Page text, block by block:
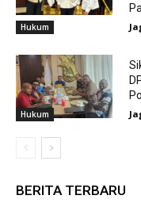
Hukum
Hukum
BERITA TERBARU